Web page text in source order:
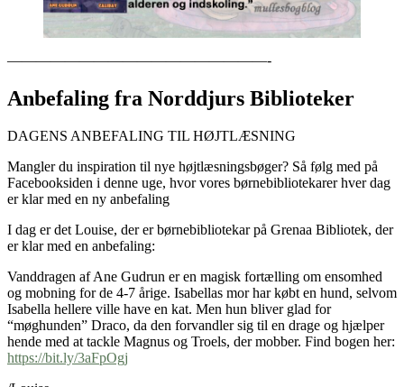
——————————————————-
Anbefaling fra Norddjurs Biblioteker
DAGENS ANBEFALING TIL HØJTLÆSNING
Mangler du inspiration til nye højtlæsningsbøger? Så følg med på
Facebooksiden i denne uge, hvor vores børnebibliotekarer hver dag
er klar med en ny anbefaling
I dag er det Louise, der er børnebibliotekar på Grenaa Bibliotek, der
er klar med en anbefaling:
Vanddragen af Ane Gudrun er en magisk fortælling om ensomhed
og mobning for de 4-7 årige. Isabellas mor har købt en hund, selvom
Isabella hellere ville have en kat. Men hun bliver glad for
“møghunden” Draco, da den forvandler sig til en drage og hjælper
hende med at tackle Magnus og Troels, der mobber. Find bogen her:
https://bit.ly/3aFpOgj